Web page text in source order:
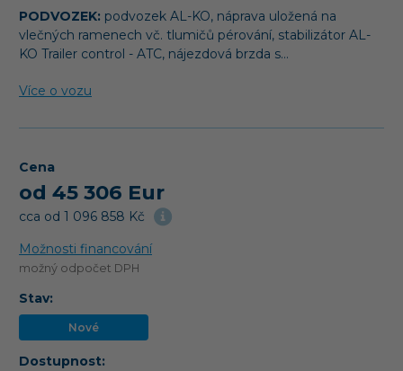
PODVOZEK: podvozek AL-KO, náprava uložená na
vlečných ramenech vč. tlumičů pérování, stabilizátor AL-
KO Trailer control - ATC, nájezdová brzda s…
Více o vozu
Cena
od 45 306 Eur
cca od 1 096 858 Kč
Možnosti financování
možný odpočet DPH
Stav:
Nové
Dostupnost: